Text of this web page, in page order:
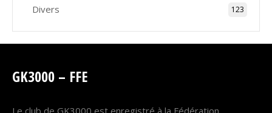
Divers 123
GK3000 – FFE
Le club de GK3000 est enregistré à la Fédération